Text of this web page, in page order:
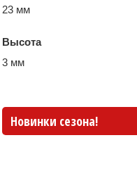
23 мм
Высота
3 мм
Новинки сезона!